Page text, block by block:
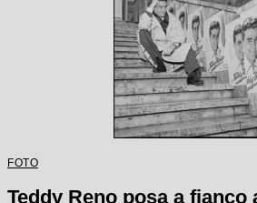
FOTO
Teddy Reno posa a fianco